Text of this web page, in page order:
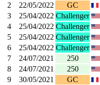
2
22/05/2022 GC
3
25/04/2022 Challenger
4
25/04/2022 Challenger
5
25/04/2022 Challenger
6
25/04/2022 Challenger
7
24/07/2021 250
8
24/07/2021 250
9
30/05/2021 GC